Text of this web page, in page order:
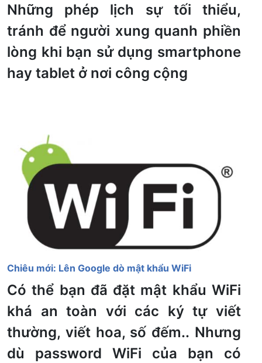
Những phép lịch sự tối thiểu,
tránh để người xung quanh phiền
lòng khi bạn sử dụng smartphone
hay tablet ở nơi công cộng
Chiêu mới: Lên Google dò mật khẩu WiFi
Có thể bạn đã đặt mật khẩu WiFi
khá an toàn với các ký tự viết
thường, viết hoa, số đếm.. Nhưng
dù password WiFi của bạn có